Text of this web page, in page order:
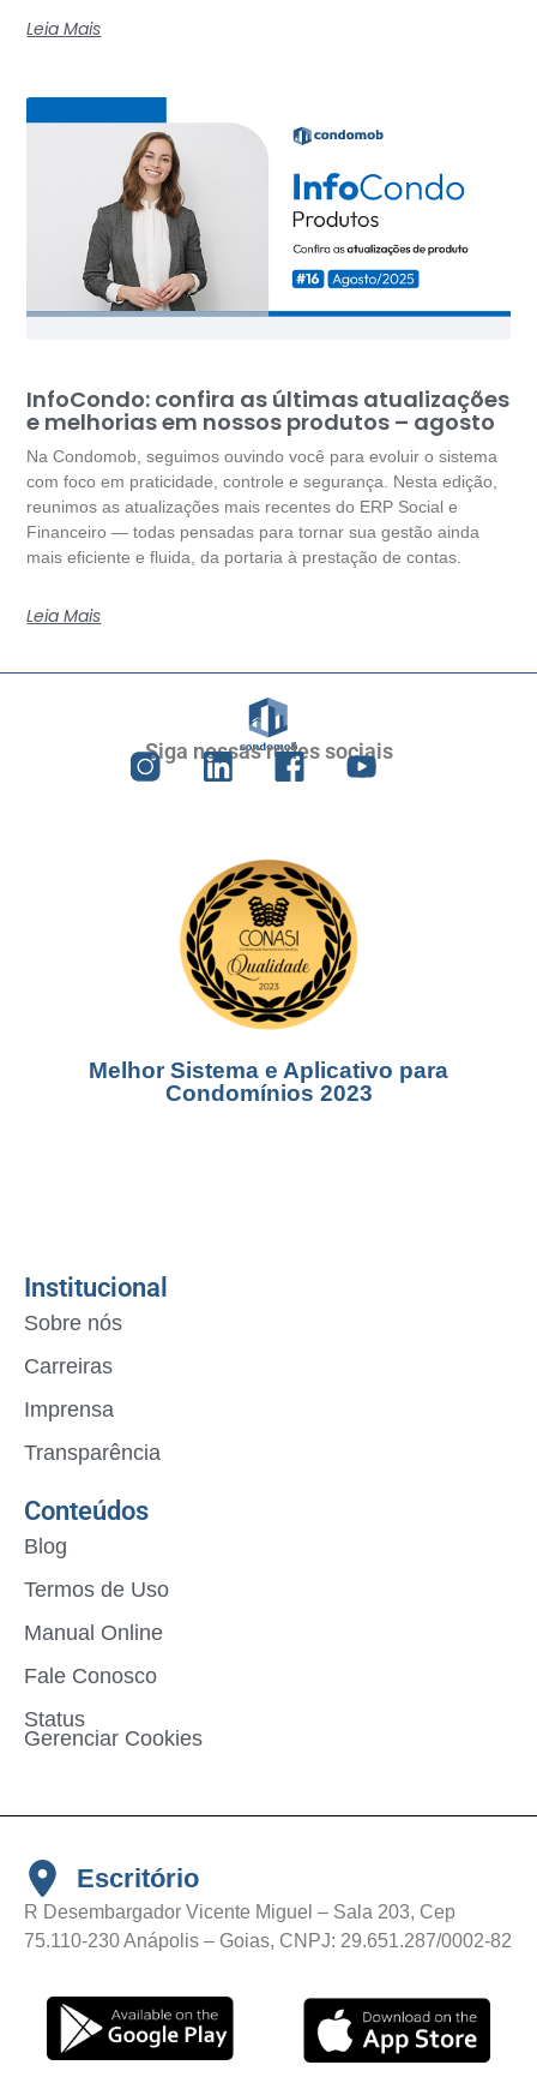
Leia Mais
InfoCondo: confira as últimas atualizações
e melhorias em nossos produtos – agosto
Na Condomob, seguimos ouvindo você para evoluir o sistema
com foco em praticidade, controle e segurança. Nesta edição,
reunimos as atualizações mais recentes do ERP Social e
Financeiro — todas pensadas para tornar sua gestão ainda
mais eficiente e fluida, da portaria à prestação de contas.
Leia Mais
Siga nossas redes sociais
Melhor Sistema e Aplicativo para
Condomínios 2023
Institucional
Sobre nós
Carreiras
Imprensa
Transparência
Conteúdos
Blog
Termos de Uso
Manual Online
Fale Conosco
Status
Gerenciar Cookies
Escritório
R Desembargador Vicente Miguel – Sala 203, Cep
75.110-230 Anápolis – Goias, CNPJ: 29.651.287/0002-82